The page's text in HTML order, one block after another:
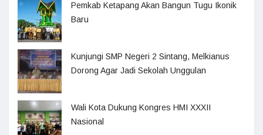
Pemkab Ketapang Akan Bangun Tugu Ikonik
Baru
Kunjungi SMP Negeri 2 Sintang, Melkianus
Dorong Agar Jadi Sekolah Unggulan
Wali Kota Dukung Kongres HMI XXXII
Nasional